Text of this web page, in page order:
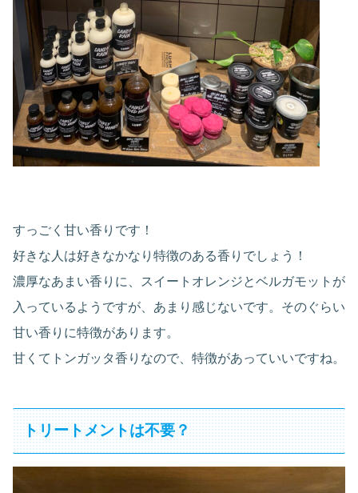
すっごく甘い香りです！
好きな人は好きなかなり特徴のある香りでしょう！
濃厚なあまい香りに、スイートオレンジとベルガモットが
入っているようですが、あまり感じないです。そのぐらい
甘い香りに特徴があります。
甘くてトンガッタ香りなので、特徴があっていいですね。
トリートメントは不要？